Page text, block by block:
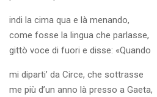
indi la cima qua e là menando,
come fosse la lingua che parlasse,
gittò voce di fuori e disse: «Quando
mi diparti’ da Circe, che sottrasse
me più d’un anno là presso a Gaeta,